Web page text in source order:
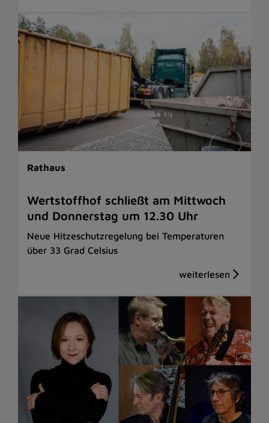
Rathaus
Wertstoffhof schließt am Mittwoch
und Donnerstag um 12.30 Uhr
Neue Hitzeschutzregelung bei Temperaturen
über 33 Grad Celsius